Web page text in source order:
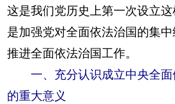
这是我们党历史上第一次设立
是加强党对全面依法治国的集
推进全面依法治国工作。
一、充分认识成立中央全
的重大意义